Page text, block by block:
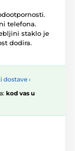
telefona.
staklo je
dodira.
dostave ›
kod vas u